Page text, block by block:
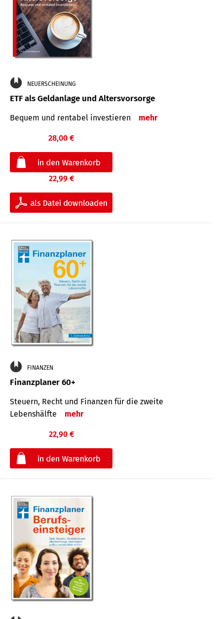
NEUERSCHEINUNG
ETF als Geldanlage und Altersvorsorge
Bequem und rentabel investieren mehr
28,00 €
22,99 €
FINANZEN
Finanzplaner 60+
Steuern, Recht und Finanzen für die zweite
Lebenshälfte
mehr
22,90 €